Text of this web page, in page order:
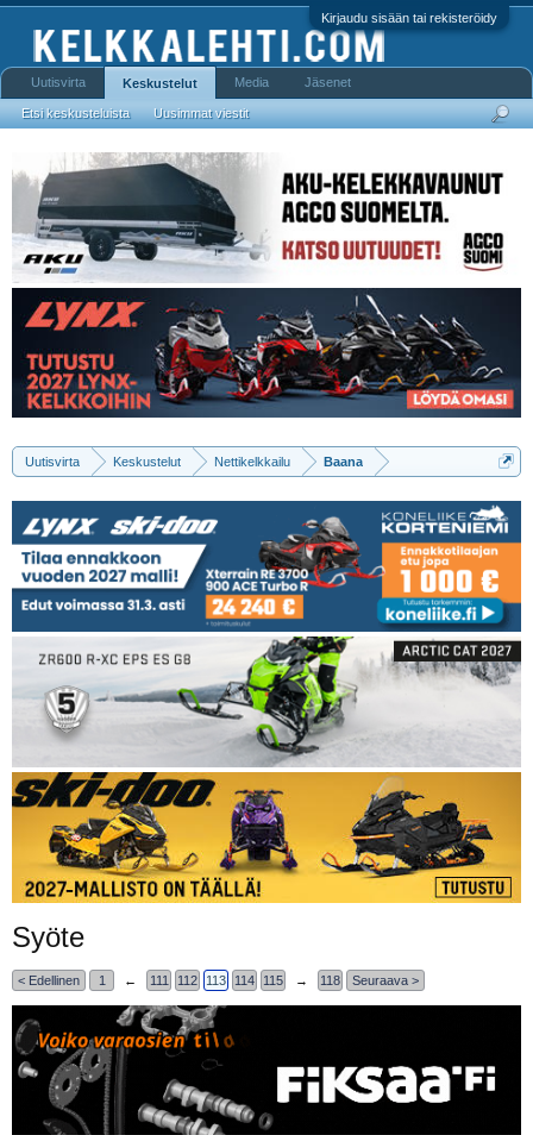
Kirjaudu sisään tai rekisteröidy
Uutisvirta Keskustelut Nettikelkkailu Baana
Syöte
< Edellinen 1 ← 111 112 113 114 115 → 118 Seuraava >
Uutisvirta Keskustelut
Etsi keskusteluista Uusimmat viestit
Media Jäsenet